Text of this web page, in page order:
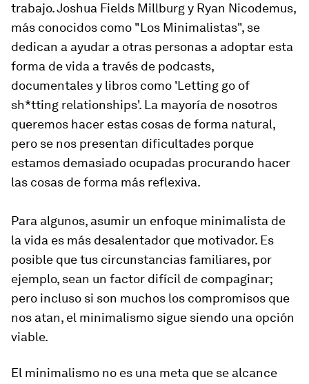
trabajo. Joshua Fields Millburg y Ryan Nicodemus,
más conocidos como "Los Minimalistas", se
dedican a ayudar a otras personas a adoptar esta
forma de vida a través de podcasts,
documentales y libros como 'Letting go of
sh*tting relationships'. La mayoría de nosotros
queremos hacer estas cosas de forma natural,
pero se nos presentan dificultades porque
estamos demasiado ocupadas procurando hacer
las cosas de forma más reflexiva.
Para algunos, asumir un enfoque minimalista de
la vida es más desalentador que motivador. Es
posible que tus circunstancias familiares, por
ejemplo, sean un factor difícil de compaginar;
pero incluso si son muchos los compromisos que
nos atan, el minimalismo sigue siendo una opción
viable.
El minimalismo no es una meta que se alcance